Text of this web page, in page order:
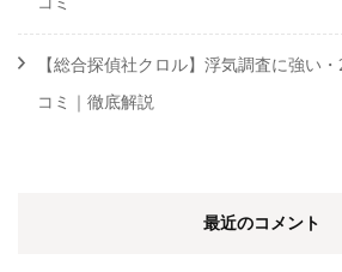
【総合探偵社クロル】浮気調査に強い
コミ｜徹底解説
最近のコメント